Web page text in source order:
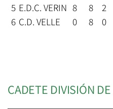
5 E.D.C. VERIN 8 8 2
6 C.D. VELLE 0 8 0
CADETE DIVISIÓN